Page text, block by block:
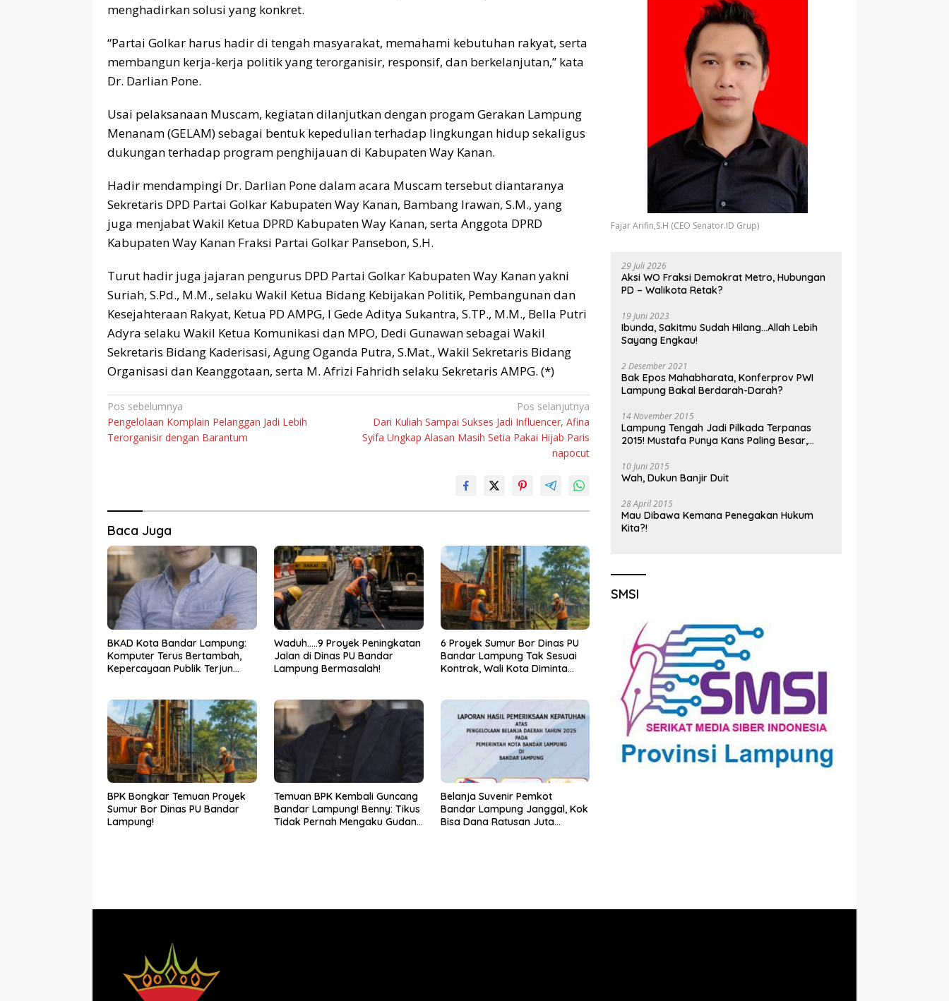
menghadirkan solusi yang konkret.
“Partai Golkar harus hadir di tengah masyarakat, memahami kebutuhan rakyat, serta
membangun kerja-kerja politik yang terorganisir, responsif, dan berkelanjutan,” kata
Dr. Darlian Pone.
Usai pelaksanaan Muscam, kegiatan dilanjutkan dengan progam Gerakan Lampung
Menanam (GELAM) sebagai bentuk kepedulian terhadap lingkungan hidup sekaligus
dukungan terhadap program penghijauan di Kabupaten Way Kanan.
Hadir mendampingi Dr. Darlian Pone dalam acara Muscam tersebut diantaranya
Sekretaris DPD Partai Golkar Kabupaten Way Kanan, Bambang Irawan, S.M., yang
juga menjabat Wakil Ketua DPRD Kabupaten Way Kanan, serta Anggota DPRD
Kabupaten Way Kanan Fraksi Partai Golkar Pansebon, S.H.
Turut hadir juga jajaran pengurus DPD Partai Golkar Kabupaten Way Kanan yakni
Suriah, S.Pd., M.M., selaku Wakil Ketua Bidang Kebijakan Politik, Pembangunan dan
Kesejahteraan Rakyat, Ketua PD AMPG, I Gede Aditya Sukantra, S.TP., M.M., Bella Putri
Adyra selaku Wakil Ketua Komunikasi dan MPO, Dedi Gunawan sebagai Wakil
Sekretaris Bidang Kaderisasi, Agung Oganda Putra, S.Mat., Wakil Sekretaris Bidang
Organisasi dan Keanggotaan, serta M. Afrizi Fahridh selaku Sekretaris AMPG. (*)
Navigasi
pos
Pos sebelumnya
Pengelolaan Komplain Pelanggan Jadi Lebih
Terorganisir dengan Barantum
Pos selanjutnya
Dari Kuliah Sampai Sukses Jadi Influencer, Afina
Syifa Ungkap Alasan Masih Setia Pakai Hijab Paris
napocut
Baca Juga
BKAD Kota Bandar Lampung:
Komputer Terus Bertambah,
Kepercayaan Publik Terjun
Waduh…..9 Proyek Peningkatan
Jalan di Dinas PU Bandar
Lampung Bermasalah!
6 Proyek Sumur Bor Dinas PU
Bandar Lampung Tak Sesuai
Kontrak, Wali Kota Diminta
BPK Bongkar Temuan Proyek
Sumur Bor Dinas PU Bandar
Lampung!
Temuan BPK Kembali Guncang
Bandar Lampung! Benny: Tikus
Tidak Pernah Mengaku Gudang
Belanja Suvenir Pemkot
Bandar Lampung Janggal, Kok
Bisa Dana Ratusan Juta
Fajar Arifin,S.H (CEO Senator.ID Grup)
29 Juli 2026
Aksi WO Fraksi Demokrat Metro, Hubungan
PD – Walikota Retak?
19 Juni 2023
Ibunda, Sakitmu Sudah Hilang…Allah Lebih
Sayang Engkau!
2 Desember 2021
Bak Epos Mahabharata, Konferprov PWI
Lampung Bakal Berdarah-Darah?
14 November 2015
Lampung Tengah Jadi Pilkada Terpanas
2015! Mustafa Punya Kans Paling Besar,
10 Juni 2015
Wah, Dukun Banjir Duit
28 April 2015
Mau Dibawa Kemana Penegakan Hukum
Kita?!
SMSI